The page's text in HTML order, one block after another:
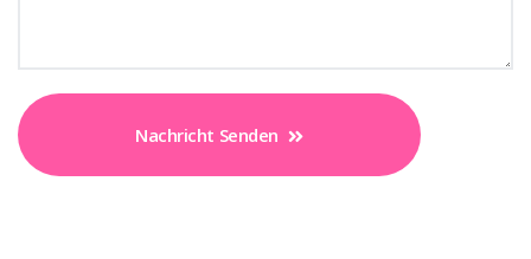
Nachricht Senden